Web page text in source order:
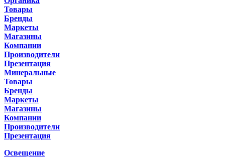
Товары
Бренды
Маркеты
Магазины
Компании
Производители
Презентация
Минеральные
Товары
Бренды
Маркеты
Магазины
Компании
Производители
Презентация
Освещение